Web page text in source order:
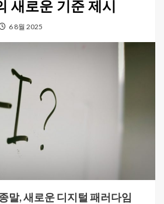
새로운 기준 제시
6 8월 2025
말, 새로운 디지털 패러다임